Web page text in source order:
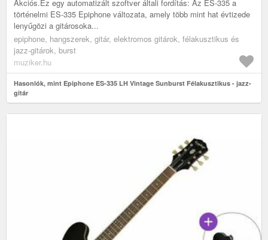
Akciós.Ez egy automatizált szoftver általi fordítás: Az ES-335 a
történelmi ES-335 Epiphone változata, amely több mint hat évtizede
lenyűgözi a gitárosoka...
epiphone, hangszerek, gitár, elektromos gitárok, félakusztikus és
jazz-gitárok, burst
muziker.hu
Hasonlók, mint Epiphone ES-335 LH Vintage Sunburst Félakusztikus - jazz-
gitár